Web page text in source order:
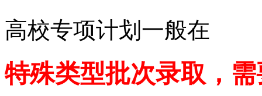
高校专项计划一般在
特殊类型批次录取，